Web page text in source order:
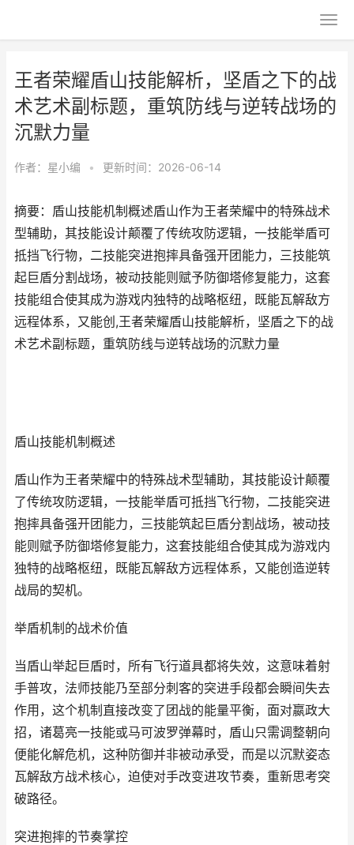
王者荣耀盾山技能解析，坚盾之下的战
术艺术副标题，重筑防线与逆转战场的
沉默力量
作者： 星小编 • 更新时间：2026-06-14
摘要：盾山技能机制概述盾山作为王者荣耀中的特殊战术
型辅助，其技能设计颠覆了传统攻防逻辑，一技能举盾可
抵挡飞行物，二技能突进抱摔具备强开团能力，三技能筑
起巨盾分割战场，被动技能则赋予防御塔修复能力，这套
技能组合使其成为游戏内独特的战略枢纽，既能瓦解敌方
远程体系，又能创,王者荣耀盾山技能解析，坚盾之下的战
术艺术副标题，重筑防线与逆转战场的沉默力量
盾山技能机制概述
盾山作为王者荣耀中的特殊战术型辅助，其技能设计颠覆
了传统攻防逻辑，一技能举盾可抵挡飞行物，二技能突进
抱摔具备强开团能力，三技能筑起巨盾分割战场，被动技
能则赋予防御塔修复能力，这套技能组合使其成为游戏内
独特的战略枢纽，既能瓦解敌方远程体系，又能创造逆转
战局的契机。
举盾机制的战术价值
当盾山举起巨盾时，所有飞行道具都将失效，这意味着射
手普攻，法师技能乃至部分刺客的突进手段都会瞬间失去
作用，这个机制直接改变了团战的能量平衡，面对嬴政大
招，诸葛亮一技能或马可波罗弹幕时，盾山只需调整朝向
便能化解危机，这种防御并非被动承受，而是以沉默姿态
瓦解敌方战术核心，迫使对手改变进攻节奏，重新思考突
破路径。
突进抱摔的节奏掌控